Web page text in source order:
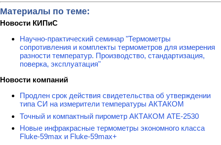
Материалы по теме:
Новости КИПиС
Научно-практический семинар "Термометры
сопротивления и комплекты термометров для измерения
разности температур. Производство, стандартизация,
поверка, эксплуатация"
Новости компаний
Продлен срок действия свидетельства об утверждении
типа СИ на измерители температуры АКТАКОМ
Точный и компактный пирометр АКТАКОМ АТЕ-2530
Новые инфракрасные термометры экономного класса
Fluke-59max и Fluke-59max+